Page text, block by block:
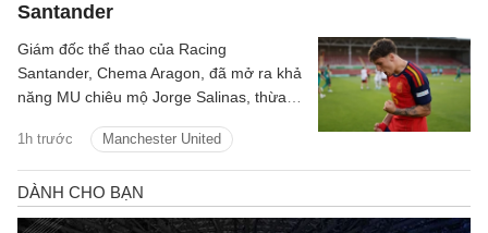
Santander
1h trước Manchester United
Giám đốc thể thao của Racing
Santander, Chema Aragon, đã mở ra khả
năng MU chiêu mộ Jorge Salinas, thừa
các ông lớn tiếp cận.